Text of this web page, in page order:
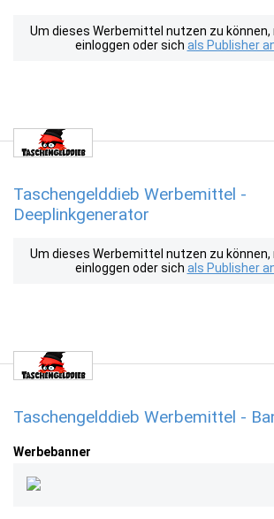
Um dieses Werbemittel nutzen zu können,
einloggen oder sich als Publisher
Taschengelddieb Werbemittel -
Deeplinkgenerator
Um dieses Werbemittel nutzen zu können,
einloggen oder sich als Publisher
Taschengelddieb Werbemittel -
Werbebanner